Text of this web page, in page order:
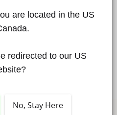
are located in the US
redirected to our US
No, Stay Here